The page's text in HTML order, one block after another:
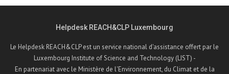
Helpdesk REACH&CLP Luxembourg
Le Helpdesk REACH&CLP est un service national d'assistance offert par le
Luxembourg Institute of Science and Technology (LIST) -
En partenariat avec le Ministère de l'Environnement, du Climat et de la